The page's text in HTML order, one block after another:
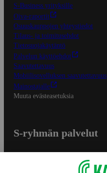
S-Business yrityksille
Oiva-raportit
Osuuskauppojen yhteystiedot
Tilaus- ja toimitusehdot
Tietosuojakäytäntö
Palvelun käyttöehdot
Saavutettavuus
Mobiilisovelluksen saavutettavuus
Mainostajalle
Muuta evästeasetuksia
S-ryhmän palvelut